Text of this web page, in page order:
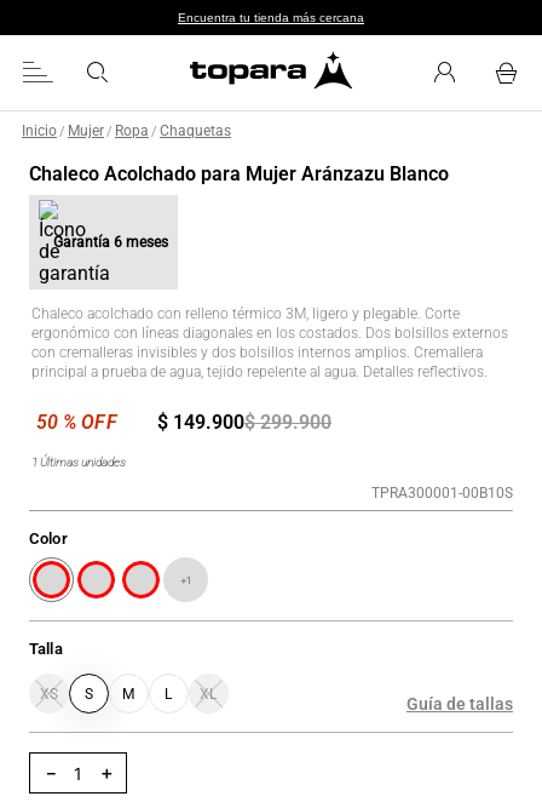
Encuentra tu tienda más cercana
Inicio / Mujer / Ropa / Chaquetas
Chaleco Acolchado para Mujer Aránzazu Blanco
Garantía 6 meses
Chaleco acolchado con relleno térmico 3M, ligero y plegable. Corte
ergonómico con líneas diagonales en los costados. Dos bolsillos externos
con cremalleras invisibles y dos bolsillos internos amplios. Cremallera
principal a prueba de agua, tejido repelente al agua. Detalles reflectivos.
$ 299.900
$ 149.900
1 Últimas unidades
TPRA300001-00B10S
Talla
XS S M L XL
Color
+1
Guía de tallas
＋
－